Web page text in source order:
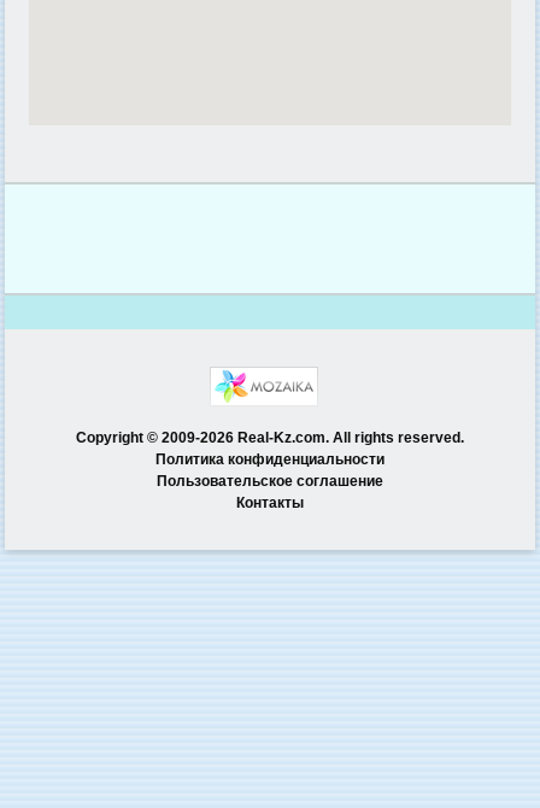
Copyright © 2009-2026 Real-Kz.com. All rights reserved.
Политика конфиденциальности
Пользовательское соглашение
Контакты